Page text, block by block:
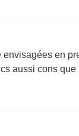
en
aussi cons